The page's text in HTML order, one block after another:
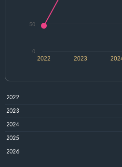
2022 2023
0
50
2022
2023
2024
2025
2026